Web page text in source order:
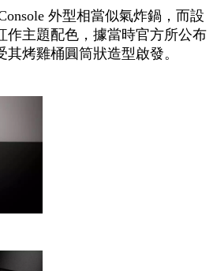
外型相當似氣炸鍋，而設
作主題配色，據當時官方所公布
烤雞桶圓筒狀造型啟發。